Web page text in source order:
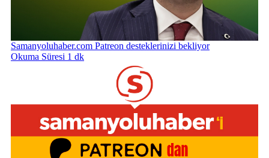
Samanyoluhaber.com Patreon desteklerinizi bekliyor
Okuma Süresi 1 dk